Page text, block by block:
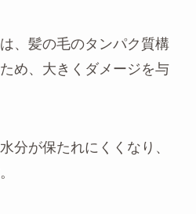
、髪の毛のタンパク質構
め、大きくダメージを与
分が保たれにくくなり、